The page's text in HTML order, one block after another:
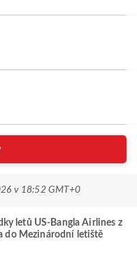
v 18:52 GMT+0
letů US-Bangla Airlines z
do Mezinárodní letiště